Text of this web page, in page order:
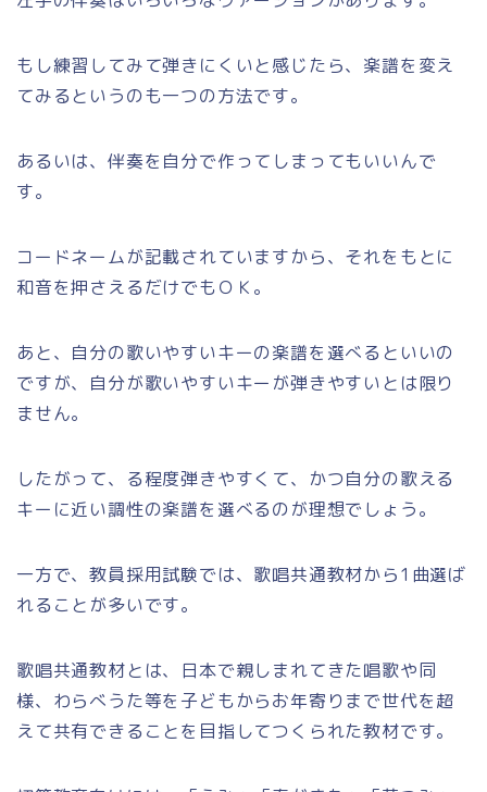
もし練習してみて弾きにくいと感じたら、楽譜を変え
てみるというのも一つの方法です。
あるいは、伴奏を自分で作ってしまってもいいんで
す。
コードネームが記載されていますから、それをもとに
和音を押さえるだけでもＯＫ。
あと、自分の歌いやすいキーの楽譜を選べるといいの
ですが、自分が歌いやすいキーが弾きやすいとは限り
ません。
したがって、る程度弾きやすくて、かつ自分の歌える
キーに近い調性の楽譜を選べるのが理想でしょう。
一方で、教員採用試験では、歌唱共通教材から1曲選ば
れることが多いです。
歌唱共通教材とは、日本で親しまれてきた唱歌や同
様、わらべうた等を子どもからお年寄りまで世代を超
えて共有できることを目指してつくられた教材です。